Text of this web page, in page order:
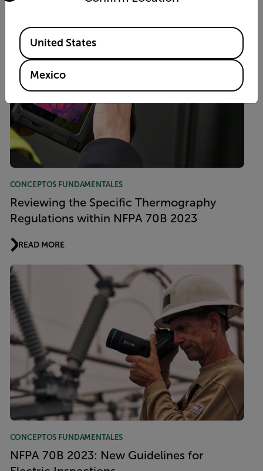
CONCEPTOS FUNDAMENTALES
Reviewing the Specific Thermography
Regulations within NFPA 70B 2023
READ MORE
CONCEPTOS FUNDAMENTALES
NFPA 70B 2023: New Guidelines for
Available Locations
United States
Mexico